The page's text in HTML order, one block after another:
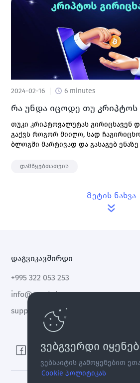
2024-02-16 6 minutes
რა უნდა იცოდე თუ კრიპტოს
თუკი კრიპტოვალუტას გირიცხავენ
გაქვს როგორ მიიღო, სად
ბლოგში მარტივად და გასაგებ
დამწყებთათვის
Მეტის ნახვა
დაგვიკავშირდი
+995 322 053 253
info@cryptal.com
support@cryptal.com
ვებგვერდი
ვებსაიტის გამოყენებით
Cookie პოლიტიკას